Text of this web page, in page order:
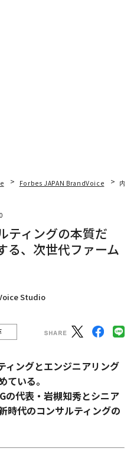
Forbes JAPAN BrandVoice 内製
ティングの本質だ
る、次世代ファーム
Studio
ィングとエンジニアリング
ている。
の代表・岩槻知秀とシニア
時代のコンサルティングの